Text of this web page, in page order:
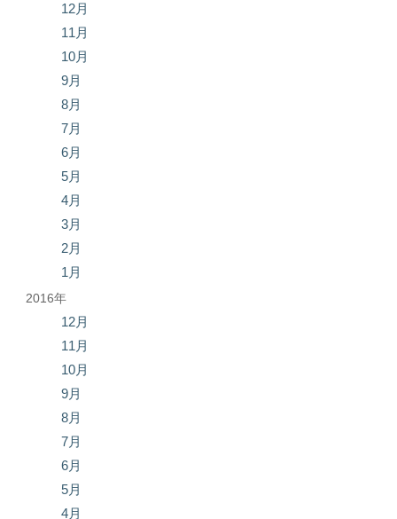
12月
11月
10月
9月
8月
7月
6月
5月
4月
3月
2月
1月
2016年
12月
11月
10月
9月
8月
7月
6月
5月
4月